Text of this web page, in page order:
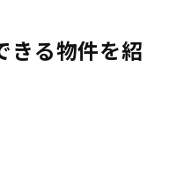
きる物件を紹